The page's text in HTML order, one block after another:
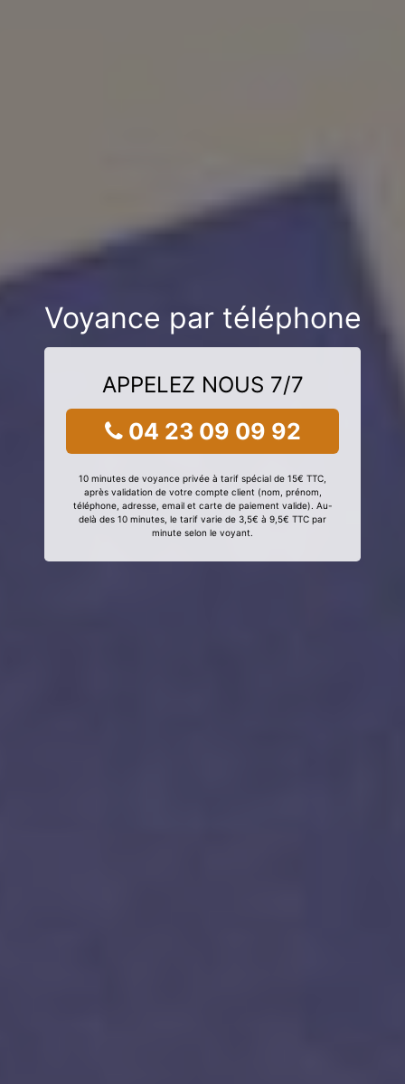
Voyance par téléphone
APPELEZ NOUS 7/7
04 23 09 09 92
10 minutes de voyance privée à tarif spécial de 15€ TTC,
après validation de votre compte client (nom, prénom,
téléphone, adresse, email et carte de paiement valide). Au-
delà des 10 minutes, le tarif varie de 3,5€ à 9,5€ TTC par
minute selon le voyant.